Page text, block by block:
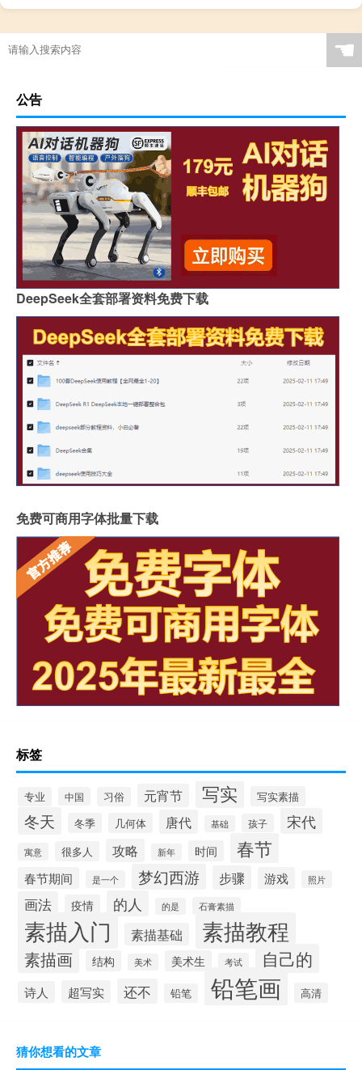
☚
公告
DeepSeek全套部署资料免费下载
免费可商用字体批量下载
标签
专业 中国 习俗 元宵节 写实 写实素描
冬天 冬季 几何体 唐代 基础 孩子 宋代
寓意 很多人 攻略 新年 时间 春节
春节期间 是一个 梦幻西游 步骤 游戏 照片
画法 疫情 的人 的是 石膏素描
素描入门 素描基础 素描教程
素描画 结构 美术 美术生 考试 自己的
诗人 超写实 还不 铅笔 铅笔画 高清
猜你想看的文章